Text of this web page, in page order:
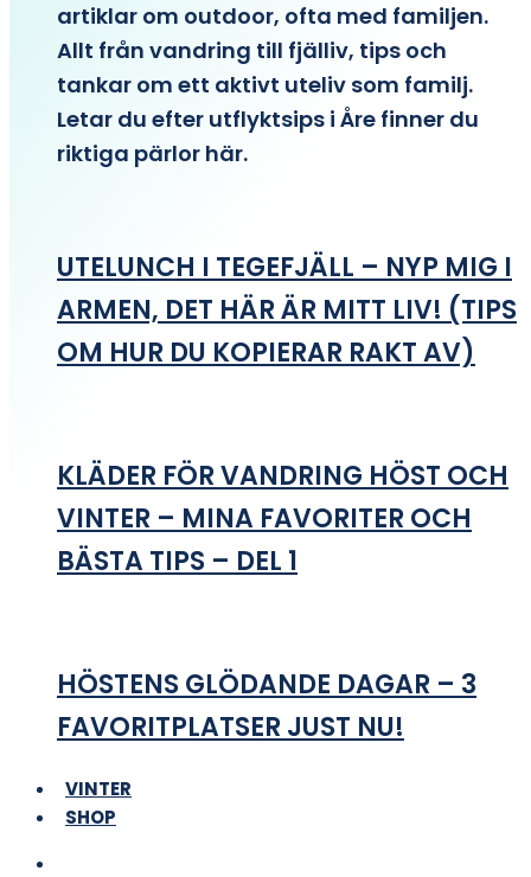
artiklar om outdoor, ofta med familjen.
Allt från vandring till fjälliv, tips och
tankar om ett aktivt uteliv som familj.
Letar du efter utflyktsips i Åre finner du
riktiga pärlor här.
UTELUNCH I TEGEFJÄLL – NYP MIG I
ARMEN, DET HÄR ÄR MITT LIV! (TIPS
OM HUR DU KOPIERAR RAKT AV)
KLÄDER FÖR VANDRING HÖST OCH
VINTER – MINA FAVORITER OCH
BÄSTA TIPS – DEL 1
HÖSTENS GLÖDANDE DAGAR – 3
FAVORITPLATSER JUST NU!
VINTER
SHOP